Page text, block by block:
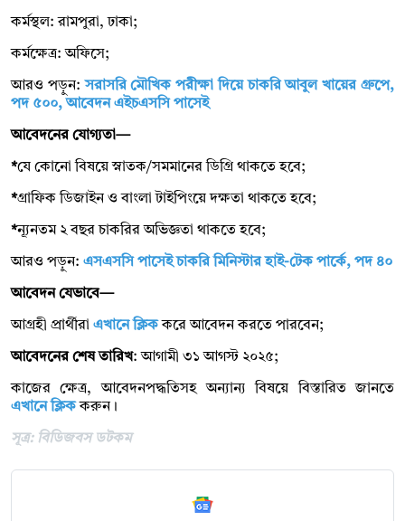
কর্মস্থল: রামপুরা, ঢাকা;
কর্মক্ষেত্র: অফিসে;
আরও পড়ুন:সরাসরি মৌখিক পরীক্ষা দিয়ে চাকরি আবুল খায়ের গ্রুপে,
পদ ৫০০, আবেদন এইচএসসি পাসেই
আবেদনের যোগ্যতা—
*যে কোনো বিষয়ে স্নাতক/সমমানের ডিগ্রি থাকতে হবে;
*গ্রাফিক ডিজাইন ও বাংলা টাইপিংয়ে দক্ষতা থাকতে হবে;
*ন্যূনতম ২ বছর চাকরির অভিজ্ঞতা থাকতে হবে;
আরও পড়ুন: এসএসসি পাসেই চাকরি মিনিস্টার হাই-টেক পার্কে, পদ ৪০
আবেদন যেভাবে—
আগ্রহী প্রার্থীরা এখানে ক্লিককরে আবেদন করতে পারবেন;
আবেদনের শেষ তারিখ: আগামী ৩১ আগস্ট ২০২৫;
কাজের ক্ষেত্র, আবেদনপদ্ধতিসহ অন্যান্য বিষয়ে বিস্তারিত জানতে
এখানে ক্লিককরুন।
সূত্র: বিডিজবস ডটকম